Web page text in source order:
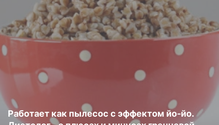
Работает как пылесос с эффектом йо-йо.